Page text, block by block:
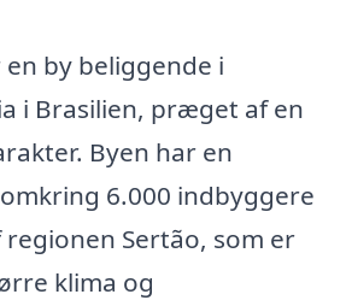
by beliggende i
i Brasilien, præget af en
Byen har en
6.000 indbyggere
Sertão, som er
klima og